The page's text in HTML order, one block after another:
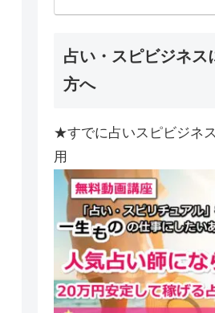
占い・スピビジネス
方へ
★すでに占いスピビジネ
用